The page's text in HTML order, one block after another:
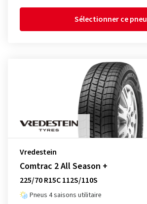
Sélectionner ce pneu
Vredestein
Comtrac 2 All Season +
225/70 R15C 112S/110S
Pneus 4 saisons utilitaire